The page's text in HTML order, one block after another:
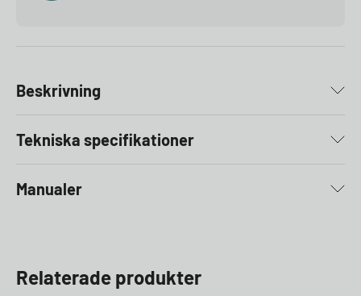
Beskrivning
Tekniska specifikationer
Manualer
Relaterade produkter